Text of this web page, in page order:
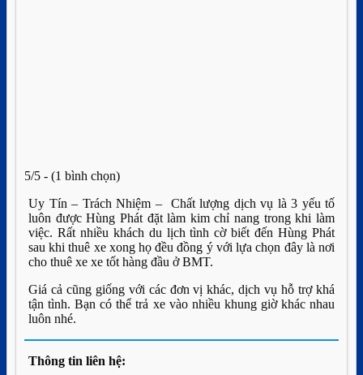
5/5 - (1 bình chọn)
Uy Tín – Trách Nhiệm – Chất lượng dịch vụ là 3 yếu tố
luôn được Hùng Phát đặt làm kim chỉ nang trong khi làm
việc. Rất nhiều khách du lịch tình cờ biết đến Hùng Phát
sau khi thuê xe xong họ đều đồng ý với lựa chọn đây là nơi
cho thuê xe xe tốt hàng đầu ở BMT.
Giá cả cũng giống với các đơn vị khác, dịch vụ hỗ trợ khá
tận tình. Bạn có thể trả xe vào nhiều khung giờ khác nhau
luôn nhé.
Thông tin liên hệ: